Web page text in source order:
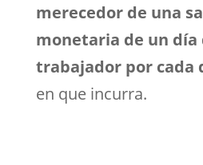
merecedor de una
monetaria de un día
trabajador por cada
en que incurra.